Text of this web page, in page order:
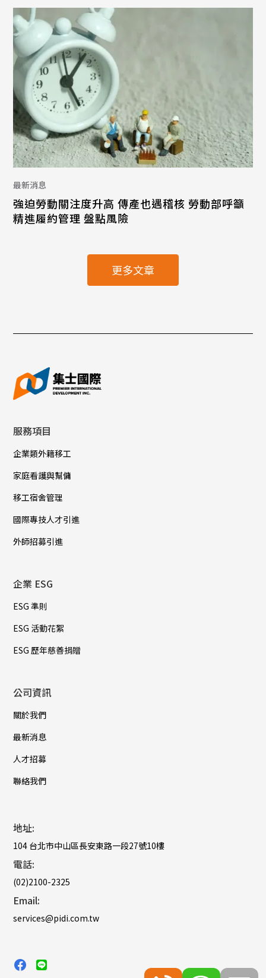
最新消息
強迫勞動關注度升高 傳產也遇稽核 勞動部呼籲
精進履約管理 盤點風險
更多文章
服務項目
企業類外籍移工
家庭看護與幫傭
移工宿舍管理
國際專技人才引進
外師招募引進
企業 ESG
ESG 準則
ESG 活動花絮
ESG 歷年慈善捐贈
公司資訊
關於我們
最新消息
人才招募
聯絡我們
地址:
104 台北市中山區長安東路一段27號10樓
電話:
(02)2100-2325
Email:
services@pidi.com.tw